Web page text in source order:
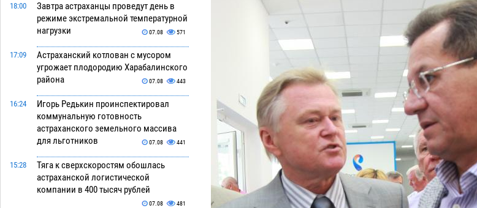
18:00
Завтра астраханцы проведут день в
режиме экстремальной температурной
нагрузки
07.08 571
17:09
Астраханский котлован с мусором
угрожает плодородию Харабалинского
района
07.08 443
16:24
Игорь Редькин проинспектировал
коммунальную готовность
астраханского земельного массива
для льготников
07.08 441
15:28
Тяга к сверхскоростям обошлась
астраханской логистической
компании в 400 тысяч рублей
07.08 481